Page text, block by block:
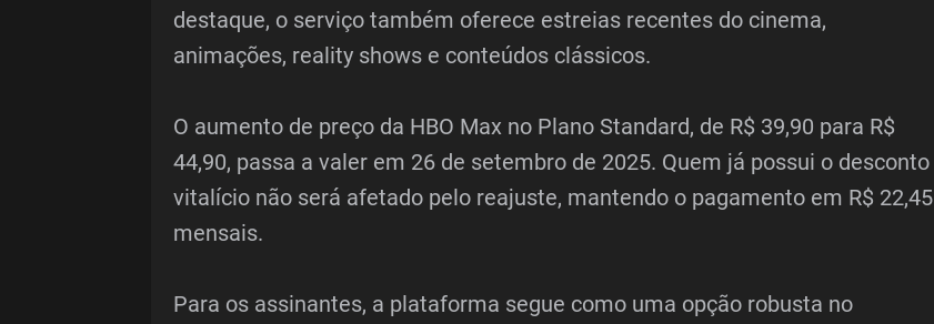
destaque, o serviço também oferece estreias recentes do cinema,
animações, reality shows e conteúdos clássicos.
O aumento de preço da HBO Max no Plano Standard, de R$ 39,90 para R$
44,90, passa a valer em 26 de setembro de 2025. Quem já possui o desconto
vitalício não será afetado pelo reajuste, mantendo o pagamento em R$ 22,45
mensais.
Para os assinantes, a plataforma segue como uma opção robusta no